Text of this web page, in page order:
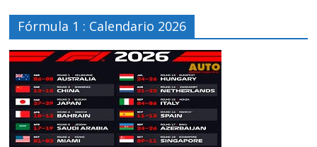
Fórmula 1 : Calendario 2026